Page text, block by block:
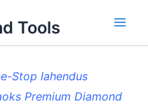
Tools
Stop lahendus
Premium Diamond